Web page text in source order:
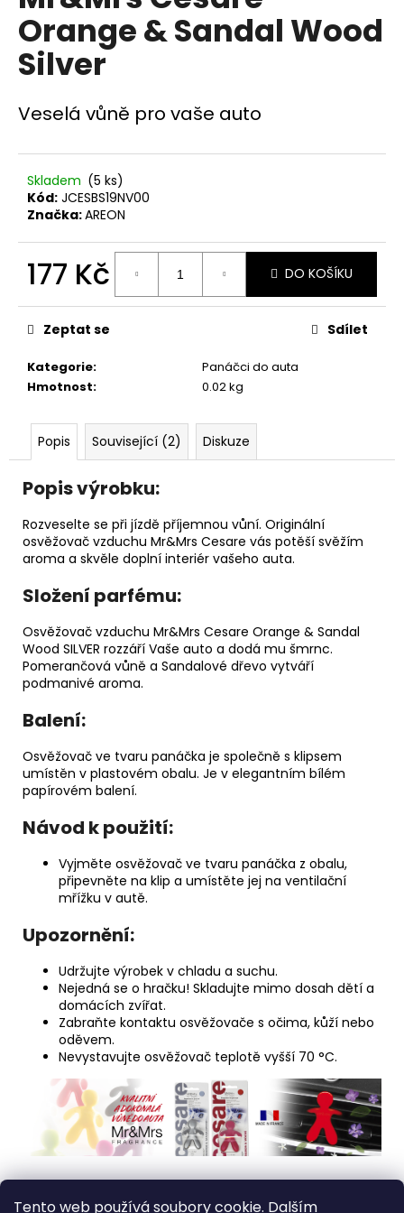
Tento web používá soubory cookie. Dalším
0,0
z
5
hvězdiček.
Orange & Sandal Wood
Silver
Veselá vůně pro vaše auto
Skladem (5 ks)
Kód: JCESBS19NV00
Značka:AREON
177 Kč
cena:
DO KOŠÍKU
Kategorie:
Panáčci do auta
Hmotnost: 0.02 kg
Zeptat se Sdílet
Popis Související (2) Diskuze
Popis výrobku:
Rozveselte se při jízdě příjemnou vůní. Originální
osvěžovač vzduchu Mr&Mrs Cesare vás potěší svěžím
aroma a skvěle doplní interiér vašeho auta.
Složení parfému:
Osvěžovač vzduchu Mr&Mrs Cesare Orange & Sandal
Wood SILVER rozzáří Vaše auto a dodá mu šmrnc.
Pomerančová vůně a Sandalové dřevo vytváří
podmanivé aroma.
Balení:
Osvěžovač ve tvaru panáčka je společně s klipsem
umístěn v plastovém obalu. Je v elegantním bílém
papírovém balení.
Návod k použití:
Vyjměte osvěžovač ve tvaru panáčka z obalu,
připevněte na klip a umístěte jej na ventilační
mřížku v autě.
Upozornění:
Udržujte výrobek v chladu a suchu.
Nejedná se o hračku! Skladujte mimo dosah dětí a
domácích zvířat.
Zabraňte kontaktu osvěžovače s očima, kůží nebo
oděvem.
Nevystavujte osvěžovač teplotě vyšší 70 °C.
a
j
í
?
o
p
u
e
m
DĚTSKÁ
NA
PITÍ
FUN
119
Kč
Z